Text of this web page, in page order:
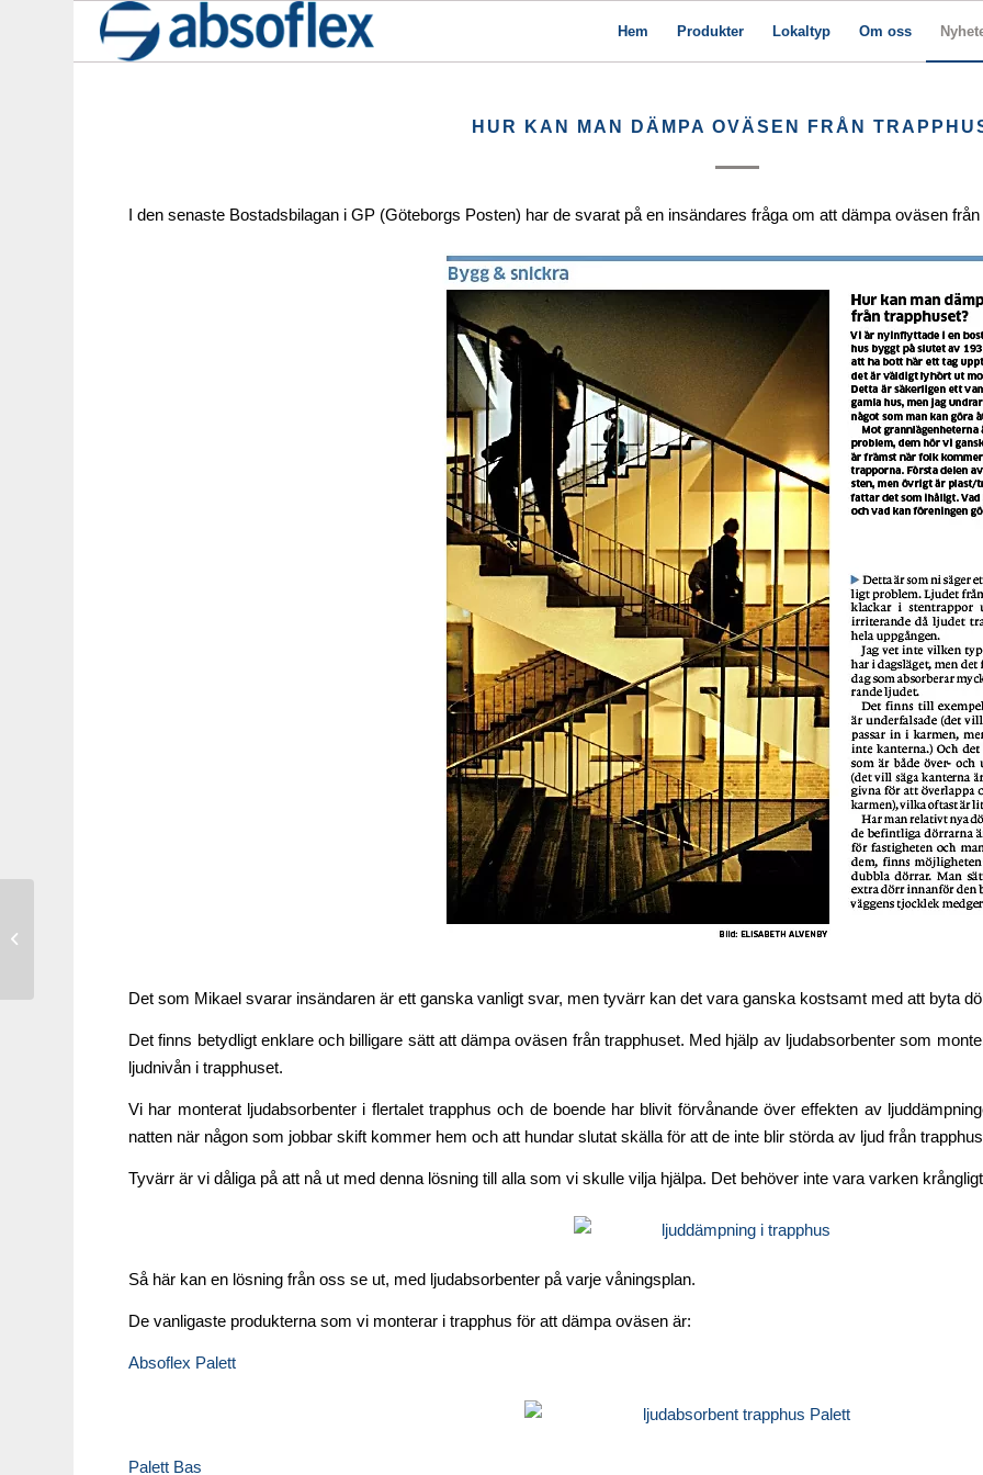
Hem Produkter Lokaltyp Om oss
HUR KAN MAN DÄMPA OVÄSEN FRÅN
I den senaste Bostadsbilagan i GP (Göteborgs Posten) har de svarat på en insändares fråga om att dämpa oväsen från
Det som Mikael svarar insändaren är ett ganska vanligt svar, men tyvärr kan det vara ganska kostsamt med att byta
Det finns betydligt enklare och billigare sätt att dämpa oväsen från trapphuset. Med hjälp av ljudabsorbenter som
ljudnivån i trapphuset.
Vi har monterat ljudabsorbenter i flertalet trapphus och de boende har blivit förvånande över effekten av
natten när någon som jobbar skift kommer hem och att hundar slutat skälla för att de inte blir störda av ljud från
Tyvärr är vi dåliga på att nå ut med denna lösning till alla som vi skulle vilja hjälpa. Det behöver inte vara varken
Så här kan en lösning från oss se ut, med ljudabsorbenter på varje våningsplan.
De vanligaste produkterna som vi monterar i trapphus för att dämpa oväsen är:
Absoflex Palett
Palett Bas